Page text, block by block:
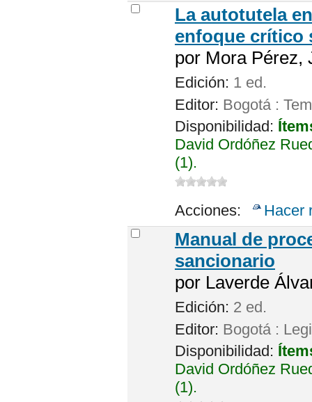
La autotutela
enfoque crítico
por Mora Pérez,
Edición: 1 ed.
Editor: Bogotá :
Disponibilidad:
David Ordóñez
(1).
Acciones: Hacer
Manual de
sancionario
por Laverde
Edición: 2 ed.
Editor: Bogotá :
Disponibilidad:
David Ordóñez
(1).